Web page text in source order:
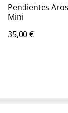
Pendientes
Mini
35,00 €